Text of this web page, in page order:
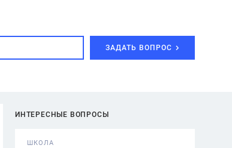
ЗАДАТЬ ВОПРОС
ИНТЕРЕСНЫЕ ВОПРОСЫ
ШКОЛА